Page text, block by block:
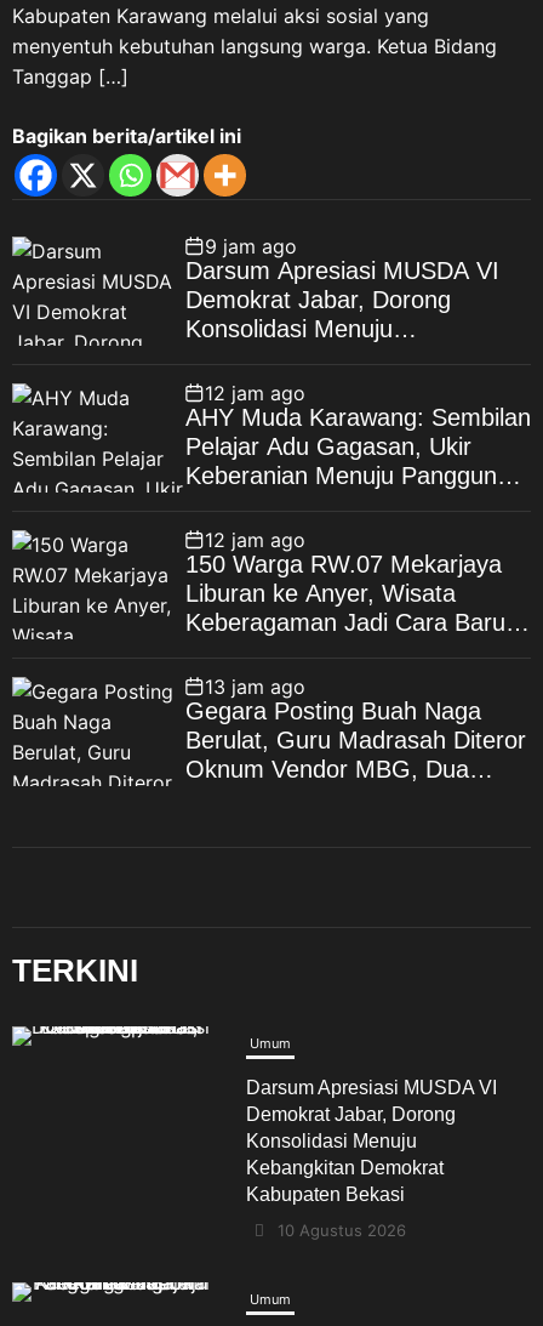
Kabupaten Karawang melalui aksi sosial yang
menyentuh kebutuhan langsung warga. Ketua Bidang
Tanggap […]
Bagikan berita/artikel ini
9 jam ago
Darsum Apresiasi MUSDA VI
Demokrat Jabar, Dorong
Konsolidasi Menuju
Kabupaten Bekasi
12 jam ago
AHY Muda Karawang: Sembilan
Pelajar Adu Gagasan, Ukir
Keberanian Menuju Panggung
12 jam ago
150 Warga RW.07 Mekarjaya
Liburan ke Anyer, Wisata
Keberagaman Jadi Cara Baru
13 jam ago
Gegara Posting Buah Naga
Berulat, Guru Madrasah Diteror
Oknum Vendor MBG, Dua
TERKINI
Umum
Darsum Apresiasi MUSDA VI
Demokrat Jabar, Dorong
Konsolidasi Menuju
Kebangkitan Demokrat
Kabupaten Bekasi
10 Agustus 2026
Umum